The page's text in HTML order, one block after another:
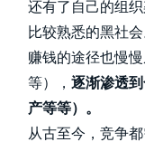
还有了自己的组
比较熟悉的黑社会
赚钱的途径也慢
等）， 逐渐渗透
产等等）。
从古至今，竞争